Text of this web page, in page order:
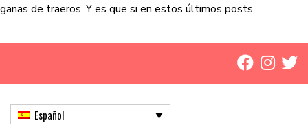
ganas de traeros. Y es que si en estos últimos posts...
Español